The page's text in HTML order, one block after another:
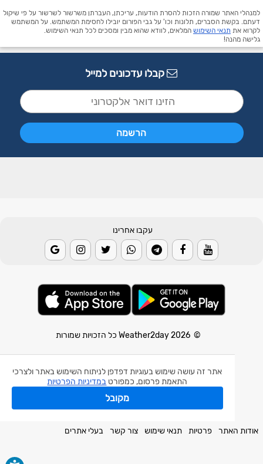
אתר זה עושה שימוש בעוגיות דפדפן לניתוח השימוש באתר ולצרכי
התאמת פרסום, כמפורט במדיניות הפרטיות
מקובל
למנהלי האתר שמורה הזכות להסרת הודעות, עריכתן, העברתן משרשור לשרשור על פי שיקול
דעתם. בקשת הסברים, תלונות וכו' על גבי הפורום יובילו לחסימת המשתמש. על המשתמש
לקרוא את תנאי השימוש המלאים, לוודא שהוא מבין ומסכים לכל תנאי השימוש.
גלישה מהנה!
קבלו עדכונים למייל
עקבו אחרינו
© 2026 Weather2day כל הזכויות שמורות
אפליקצית מזג אוויר
אפליקצית רעידת אדמה
אפליקצית מכ"ם גשם
חלק מהנתונים באדיבות השירות המטאורולוגי הישראלי.
אודות האתר פרטיות תנאי שימוש צור קשר בעלי אתרים